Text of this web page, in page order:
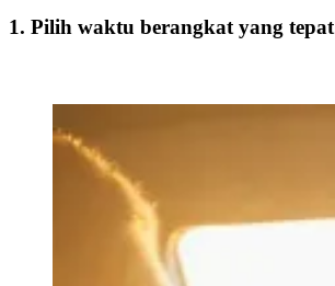
1. Pilih waktu berangkat yang tepat